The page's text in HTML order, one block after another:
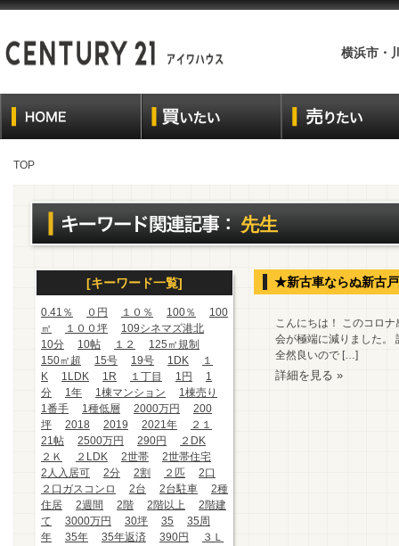
横浜市・
TOP
先生
[キーワード一覧]
0.41％ ０円 １０％ 100％
100
㎡
１００坪
109シネマズ港北
10分
10帖 １２
125㎡規制
150㎡超
15号 19号 1DK
１
K
1LDK 1R １丁目 1円
1
分
1年 1棟マンション
1棟売り
1番手
1種低層 2000万円
200
坪
2018 2019 2021年
２１
21帖
2500万円 290円
２DK
２Ｋ
２LDK 2世帯
2世帯住宅
2人入居可
2分 2割 ２匹
2口
２口ガスコンロ
2台 2台駐車
2種
住居
2週間 2階 2階以上
2階建
て
3000万円 30坪 35
35周
年
35年 35年返済 390円
３Ｌ
★新古車ならぬ新古
こんにちは！ このコロ
会が極端に減りました。
全然良いので […]
詳細を見る »